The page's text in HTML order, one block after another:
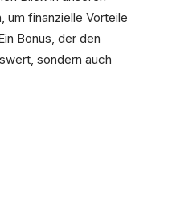
um finanzielle Vorteile
Bonus, der den
sondern auch